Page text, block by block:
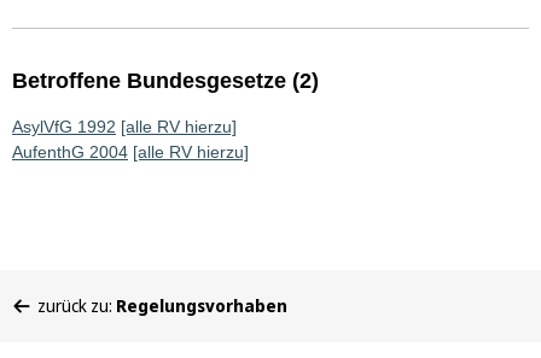
Betroffene Bundesgesetze (2)
AsylVfG 1992 [alle RV hierzu]
AufenthG 2004 [alle RV hierzu]
befinden
zurück zu: Regelungsvorhaben